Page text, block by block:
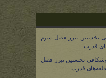
نخستین تیزر فصل سوم
قدرت
نخستین تیزر فصل
قدرت